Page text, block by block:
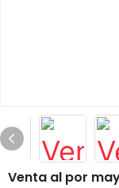
Venta al por